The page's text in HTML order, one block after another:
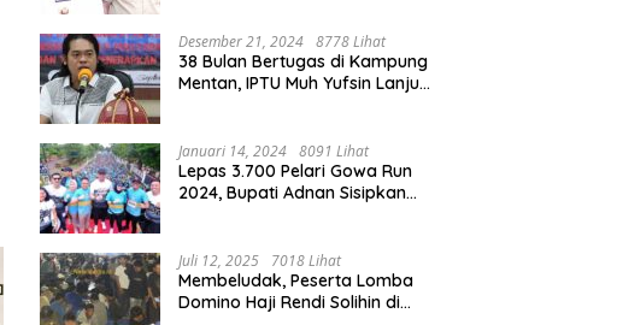
Desember 21, 2024 8778 Lihat
38 Bulan Bertugas di Kampung
Mentan, IPTU Muh Yufsin Lanjut
Januari 14, 2024 8091 Lihat
Lepas 3.700 Pelari Gowa Run
2024, Bupati Adnan Sisipkan
Juli 12, 2025 7018 Lihat
Membeludak, Peserta Lomba
Domino Haji Rendi Solihin di